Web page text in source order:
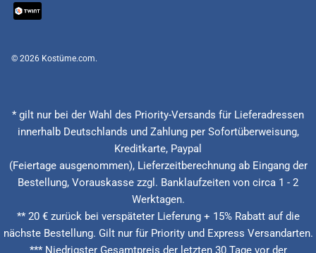
© 2026 Kostüme.com.
* gilt nur bei der Wahl des Priority-Versands für Lieferadressen
innerhalb Deutschlands und Zahlung per Sofortüberweisung,
Kreditkarte, Paypal
(Feiertage ausgenommen), Lieferzeitberechnung ab Eingang der
Bestellung, Vorauskasse zzgl. Banklaufzeiten von circa 1 - 2
Werktagen.
** 20 € zurück bei verspäteter Lieferung + 15% Rabatt auf die
nächste Bestellung. Gilt nur für Priority und Express Versandarten.
*** Niedrigster Gesamtpreis der letzten 30 Tage vor der